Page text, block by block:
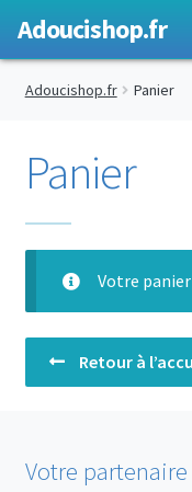
Adoucishop.fr
Adoucisseurs d’eau
Adoucishop.fr Panier
Panier
Votre
Retour à
Votre